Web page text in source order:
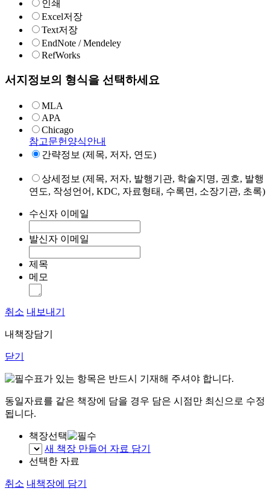
인쇄
Excel저장
Text저장
EndNote / Mendeley
RefWorks
서지정보의 형식을 선택하세요
MLA
APA
Chicago
참고문헌양식안내
간략정보 (제목, 저자, 연도)
상세정보 (제목, 저자, 발행기관, 학술지명, 권호, 발행
연도, 작성언어, KDC, 자료형태, 수록면, 소장기관, 초록)
수신자 이메일
발신자 이메일
제목
메모
취소 내보내기
내책장담기
닫기
표가 있는 항목은 반드시 기재해 주셔야 합니다.
동일자료를 같은 책장에 담을 경우 담은 시점만 최신으로 수정
됩니다.
책장선택
새 책장 만들어 자료 담기
선택한 자료
취소 내책장에 담기